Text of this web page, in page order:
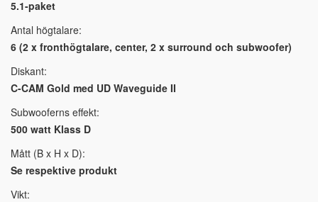
5.1-paket
Antal högtalare:
6 (2 x fronthögtalare, center, 2 x surround och subwoofer)
Diskant:
C-CAM Gold med UD Waveguide II
Subwooferns effekt:
500 watt Klass D
Mått (B x H x D):
Se respektive produkt
Vikt: